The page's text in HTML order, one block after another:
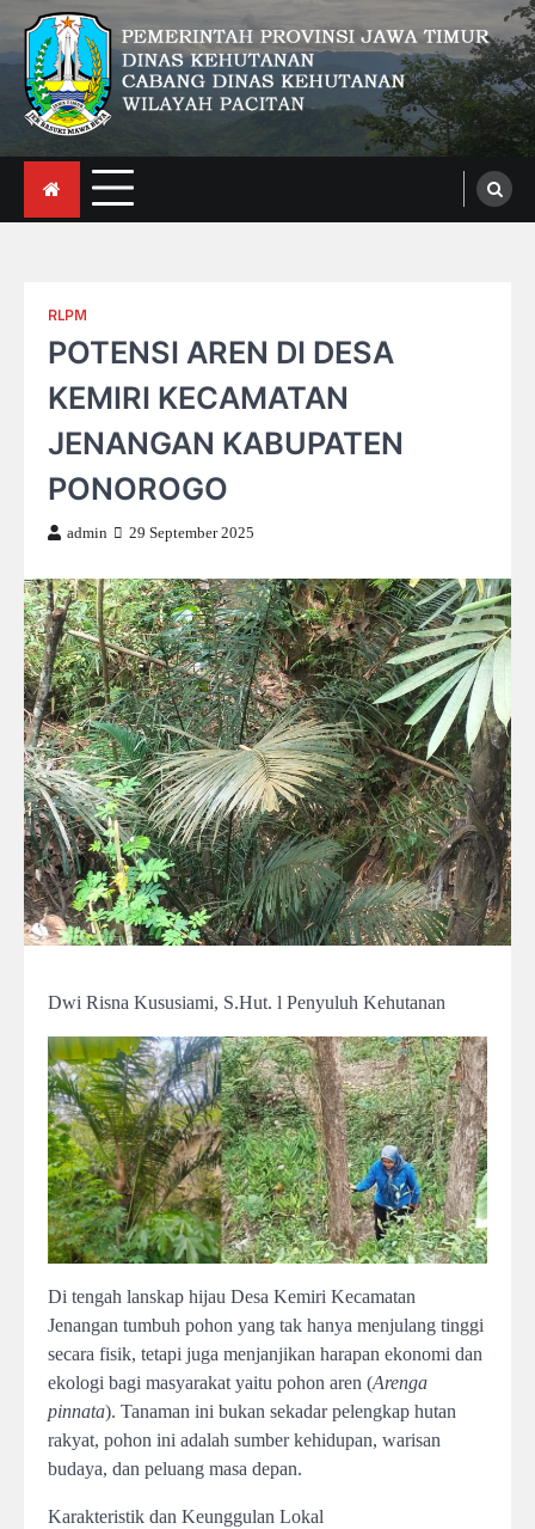
content
CDK Wilayah Pacitan
RLPM
POTENSI AREN DI DESA
KEMIRI KECAMATAN
JENANGAN KABUPATEN
PONOROGO
admin 29 September 2025
Dwi Risna Kususiami, S.Hut. l Penyuluh Kehutanan
Di tengah lanskap hijau Desa Kemiri Kecamatan
Jenangan tumbuh pohon yang tak hanya menjulang tinggi
secara fisik, tetapi juga menjanjikan harapan ekonomi dan
ekologi bagi masyarakat yaitu pohon aren (Arenga
pinnata). Tanaman ini bukan sekadar pelengkap hutan
rakyat, pohon ini adalah sumber kehidupan, warisan
budaya, dan peluang masa depan.
Karakteristik dan Keunggulan Lokal